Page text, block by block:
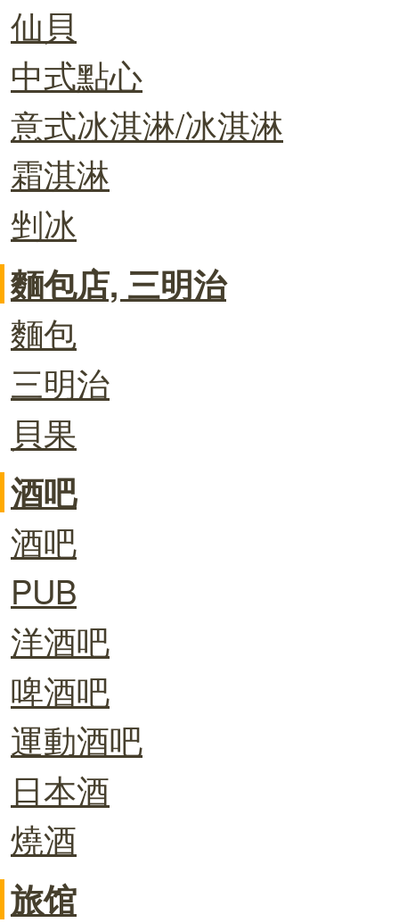
仙貝
中式點心
意式冰淇淋/冰淇淋
霜淇淋
剉冰
麵包店, 三明治
麵包
三明治
貝果
酒吧
酒吧
PUB
洋酒吧
啤酒吧
運動酒吧
日本酒
燒酒
旅馆